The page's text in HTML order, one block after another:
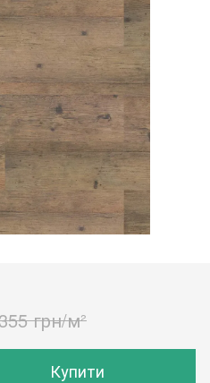
грн/м²
Купити